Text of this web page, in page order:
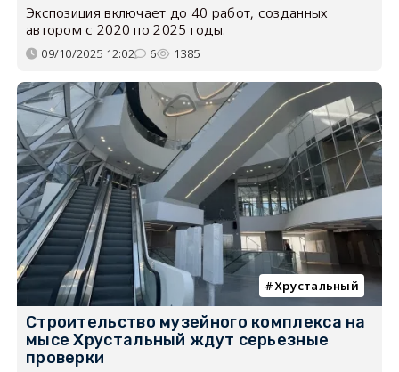
Экспозиция включает до 40 работ, созданных
автором с 2020 по 2025 годы.
09/10/2025 12:02 6 1385
Хрустальный
Строительство музейного комплекса на
мысе Хрустальный ждут серьезные
проверки